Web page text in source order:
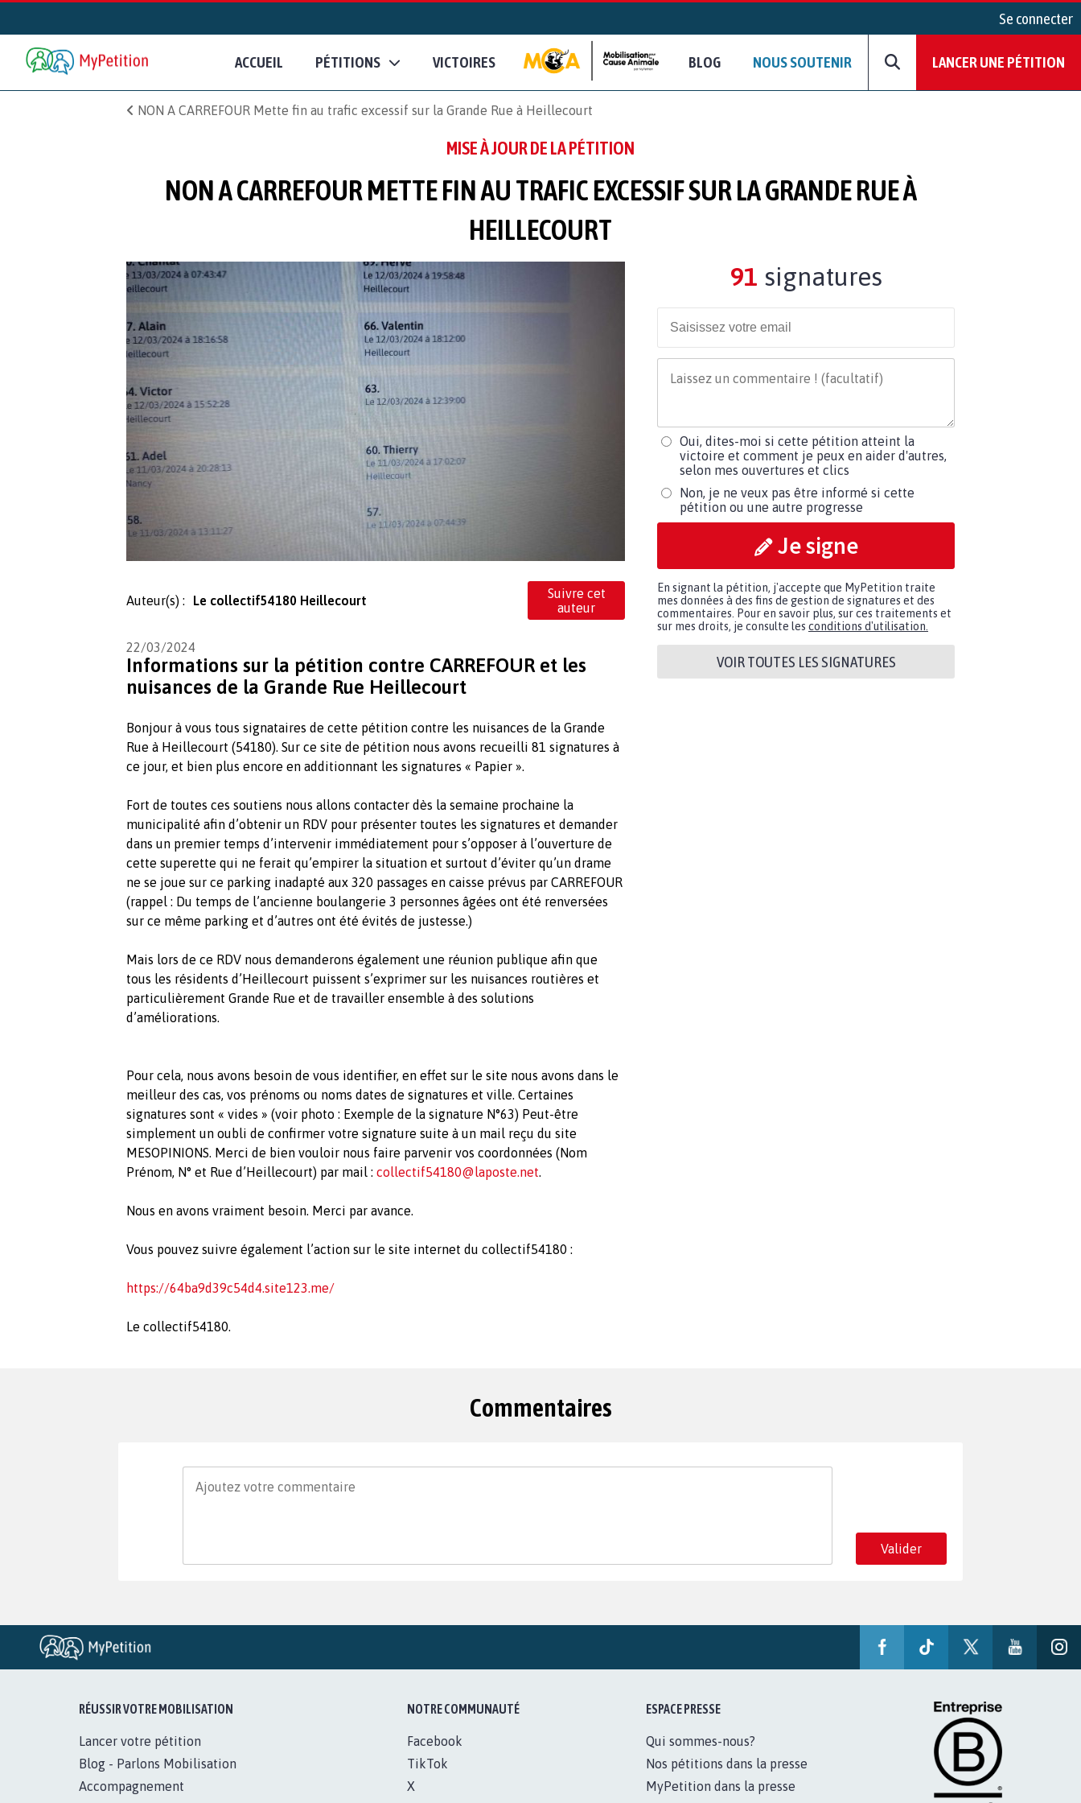
Se connecter
ACCUEIL PÉTITIONS VICTOIRES BLOG NOUS SOUTENIR LANCER UNE PÉTITION
NON A CARREFOUR Mette fin au trafic excessif sur la Grande Rue à Heillecourt
MISE À JOUR DE LA PÉTITION
NON A CARREFOUR METTE FIN AU TRAFIC EXCESSIF SUR LA GRANDE RUE À
HEILLECOURT
Auteur(s) : Le collectif54180 Heillecourt
Suivre cet
auteur
22/03/2024
Informations sur la pétition contre CARREFOUR et les
nuisances de la Grande Rue Heillecourt
Bonjour à vous tous signataires de cette pétition contre les nuisances de la Grande
Rue à Heillecourt (54180). Sur ce site de pétition nous avons recueilli 81 signatures à
ce jour, et bien plus encore en additionnant les signatures « Papier ».
Fort de toutes ces soutiens nous allons contacter dès la semaine prochaine la
municipalité afin d’obtenir un RDV pour présenter toutes les signatures et demander
dans un premier temps d’intervenir immédiatement pour s’opposer à l’ouverture de
cette superette qui ne ferait qu’empirer la situation et surtout d’éviter qu’un drame
ne se joue sur ce parking inadapté aux 320 passages en caisse prévus par CARREFOUR
(rappel : Du temps de l’ancienne boulangerie 3 personnes âgées ont été renversées
sur ce même parking et d’autres ont été évités de justesse.)
Mais lors de ce RDV nous demanderons également une réunion publique afin que
tous les résidents d’Heillecourt puissent s’exprimer sur les nuisances routières et
particulièrement Grande Rue et de travailler ensemble à des solutions
d’améliorations.
Pour cela, nous avons besoin de vous identifier, en effet sur le site nous avons dans le
meilleur des cas, vos prénoms ou noms dates de signatures et ville. Certaines
signatures sont « vides » (voir photo : Exemple de la signature N°63) Peut-être
simplement un oubli de confirmer votre signature suite à un mail reçu du site
MESOPINIONS. Merci de bien vouloir nous faire parvenir vos coordonnées (Nom
Prénom, N° et Rue d’Heillecourt) par mail : collectif54180@laposte.net.
Nous en avons vraiment besoin. Merci par avance.
Vous pouvez suivre également l’action sur le site internet du collectif54180 :
https://64ba9d39c54d4.site123.me/
Le collectif54180.
91 signatures
Oui, dites-moi si cette pétition atteint la
victoire et comment je peux en aider d'autres,
selon mes ouvertures et clics
Non, je ne veux pas être informé si cette
pétition ou une autre progresse
Je signe
En signant la pétition, j'accepte que MyPetition traite
mes données à des fins de gestion de signatures et des
commentaires. Pour en savoir plus, sur ces traitements et
sur mes droits, je consulte les conditions d'utilisation.
VOIR TOUTES LES SIGNATURES
Commentaires
Valider
RÉUSSIR VOTRE MOBILISATION
Lancer votre pétition
Blog - Parlons Mobilisation
Accompagnement
NOTRE COMMUNAUTÉ
Facebook
TikTok
X
ESPACE PRESSE
Qui sommes-nous?
Nos pétitions dans la presse
MyPetition dans la presse